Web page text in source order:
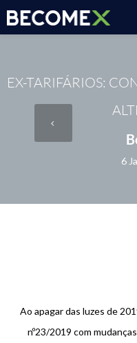
EX-TARIFÁRIOS:
6
Ao apagar das luzes de
nº23/2019 com